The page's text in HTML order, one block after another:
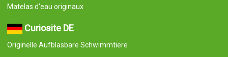
Matelas d'eau originaux
Curiosite DE
Originelle Aufblasbare Schwimmtiere